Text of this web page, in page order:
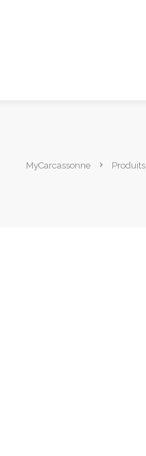
MyCarcassonne Produits